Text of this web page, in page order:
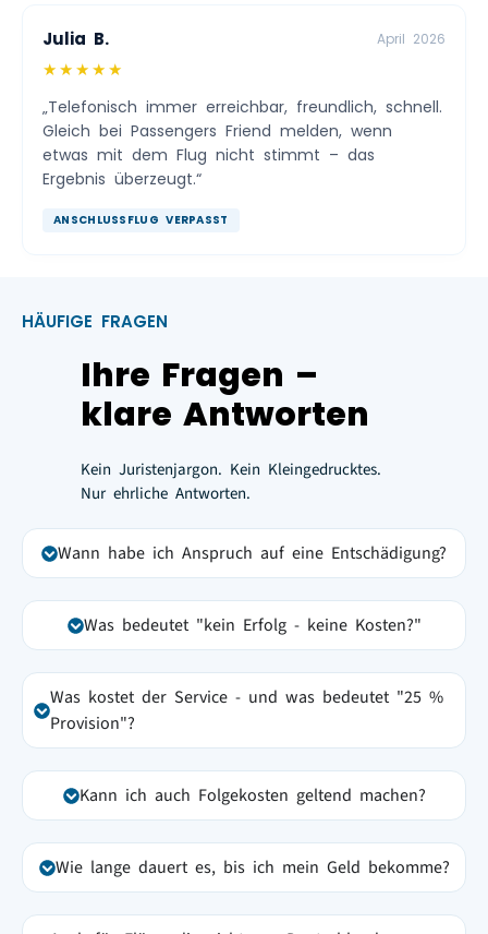
Julia B. April 2026
★★★★★
„Telefonisch immer erreichbar, freundlich, schnell.
Gleich bei Passengers Friend melden, wenn
etwas mit dem Flug nicht stimmt – das
Ergebnis überzeugt.“
ANSCHLUSSFLUG VERPASST
HÄUFIGE FRAGEN
Ihre Fragen –
klare Antworten
Kein Juristenjargon. Kein Kleingedrucktes.
Nur ehrliche Antworten.
Wann habe ich Anspruch auf eine Entschädigung?
Was bedeutet "kein Erfolg - keine Kosten?"
Was kostet der Service - und was bedeutet "25 %
Provision"?
Kann ich auch Folgekosten geltend machen?
Wie lange dauert es, bis ich mein Geld bekomme?